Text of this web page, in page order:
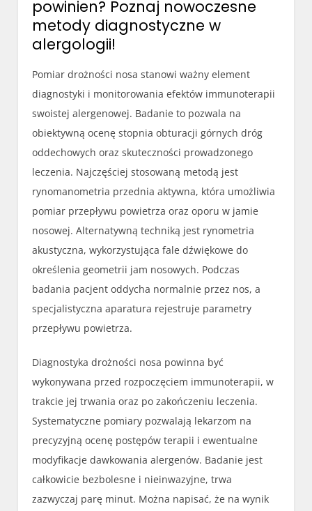
powinien? Poznaj nowoczesne
metody diagnostyczne w
alergologii!
Pomiar drożności nosa stanowi ważny element
diagnostyki i monitorowania efektów immunoterapii
swoistej alergenowej. Badanie to pozwala na
obiektywną ocenę stopnia obturacji górnych dróg
oddechowych oraz skuteczności prowadzonego
leczenia. Najczęściej stosowaną metodą jest
rynomanometria przednia aktywna, która umożliwia
pomiar przepływu powietrza oraz oporu w jamie
nosowej. Alternatywną techniką jest rynometria
akustyczna, wykorzystująca fale dźwiękowe do
określenia geometrii jam nosowych. Podczas
badania pacjent oddycha normalnie przez nos, a
specjalistyczna aparatura rejestruje parametry
przepływu powietrza.
Diagnostyka drożności nosa powinna być
wykonywana przed rozpoczęciem immunoterapii, w
trakcie jej trwania oraz po zakończeniu leczenia.
Systematyczne pomiary pozwalają lekarzom na
precyzyjną ocenę postępów terapii i ewentualne
modyfikacje dawkowania alergenów. Badanie jest
całkowicie bezbolesne i nieinwazyjne, trwa
zazwyczaj parę minut. Można napisać, że na wynik